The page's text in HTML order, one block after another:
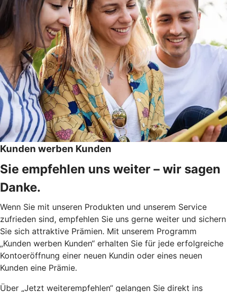
Kunden werben Kunden
Sie empfehlen uns weiter – wir sagen
Danke.
Wenn Sie mit unseren Produkten und unserem Service
zufrieden sind, empfehlen Sie uns gerne weiter und sichern
Sie sich attraktive Prämien. Mit unserem Programm
„Kunden werben Kunden“ erhalten Sie für jede erfolgreiche
Kontoeröffnung einer neuen Kundin oder eines neuen
Kunden eine Prämie.
Über „Jetzt weiterempfehlen“ gelangen Sie direkt ins